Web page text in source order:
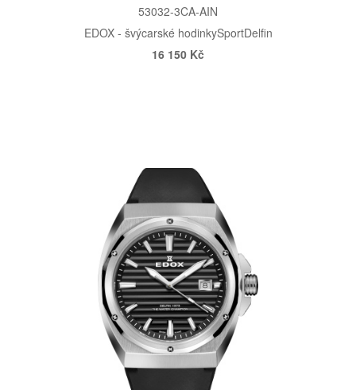
53032-3CA-AIN
EDOX - švýcarské hodinkySportDelfin
16 150 Kč